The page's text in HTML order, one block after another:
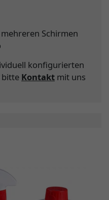
Schirmen
konfigurierten
bitte Kontakt mit uns